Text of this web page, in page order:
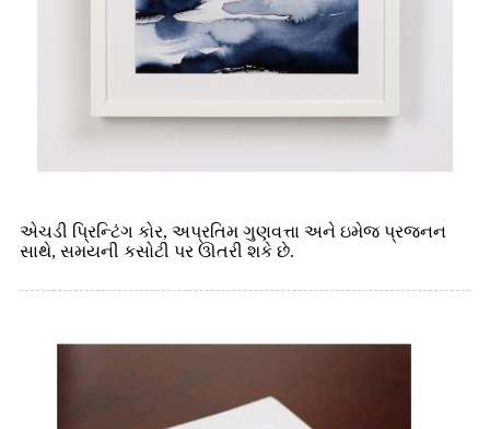
એચડી પ્રિન્ટિંગ કોર, અપ્રતિમ ગુણવત્તા અને ઇમેજ પ્રજનન
સાથે, સમયની કસોટી પર ઊતરી શકે છે.